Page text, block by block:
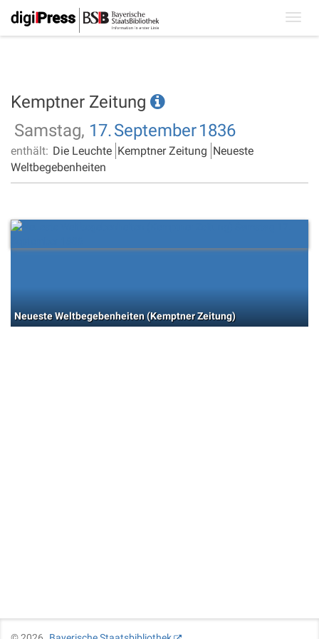
Kemptner Zeitung
Samstag, 17.September1836
enthält: Die Leuchte Kemptner Zeitung Neueste
Weltbegebenheiten
Neueste Weltbegebenheiten (Kemptner Zeitung)